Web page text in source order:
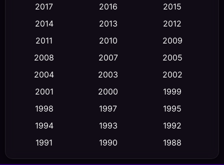
Comedy ตลก (470)
Conspiracy
Crime อาชญากรรม (352)
Culture (23)
Dance เต้น
2017
2016
2015
2014
2013
2012
2011
2010
2009
2008
2007
2005
2004
2003
2002
2001
2000
1999
1998
1997
1995
1994
1993
1992
1991
1990
1988
1986
1985
1983